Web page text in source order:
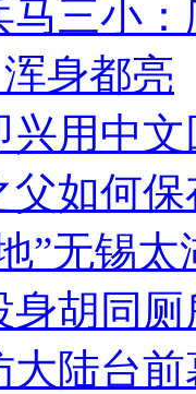
三小
身都亮
兴用中
父如何
”无锡
身胡同
陆台